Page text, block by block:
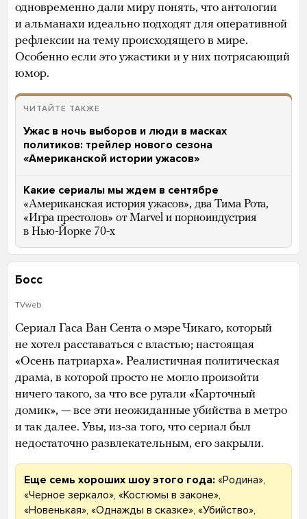
одновременно дали миру понять, что антологии
и альманахи идеально подходят для оперативной
рефлексии на тему происходящего в мире.
Особенно если это ужастики и у них потрясающий
юмор.
ЧИТАЙТЕ ТАКЖЕ
Ужас в ночь выборов и люди в масках
политиков: трейлер нового сезона
«Американской истории ужасов»
Какие сериалы мы ждем в сентябре
«Американская история ужасов», два Тима Рота,
«Игра престолов» от Marvel и порноиндустрия
в Нью-Йорке 70-х
Босс
TVweb
Сериал Гаса Ван Сента о мэре Чикаго, который
не хотел расставаться с властью; настоящая
«Осень патриарха». Реалистичная политическая
драма, в которой просто не могло произойти
ничего такого, за что все ругали «Карточный
домик», — все эти неожиданные убийства в метро
и так далее. Увы, из-за того, что сериал был
недостаточно развлекательным, его закрыли.
Еще семь хороших шоу этого года: «Родина»,
«Черное зеркало», «Костюмы в законе»,
«Новенькая», «Однажды в сказке», «Убийство»,